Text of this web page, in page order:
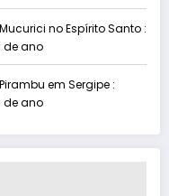
no Espírito Santo :
de ano
em Sergipe :
de ano